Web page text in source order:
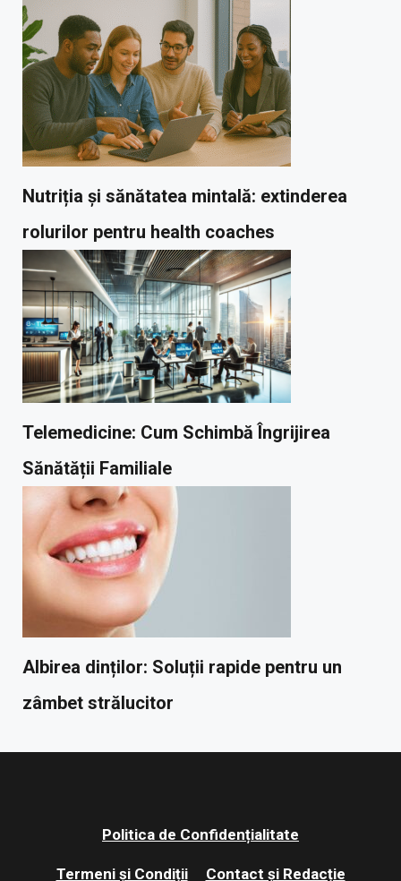
Nutriția și sănătatea mintală: extinderea
rolurilor pentru health coaches
Telemedicine: Cum Schimbă Îngrijirea
Sănătății Familiale
Albirea dinților: Soluții rapide pentru un
zâmbet strălucitor
Politica de Confidențialitate
Termeni și Condiții Contact și Redacție